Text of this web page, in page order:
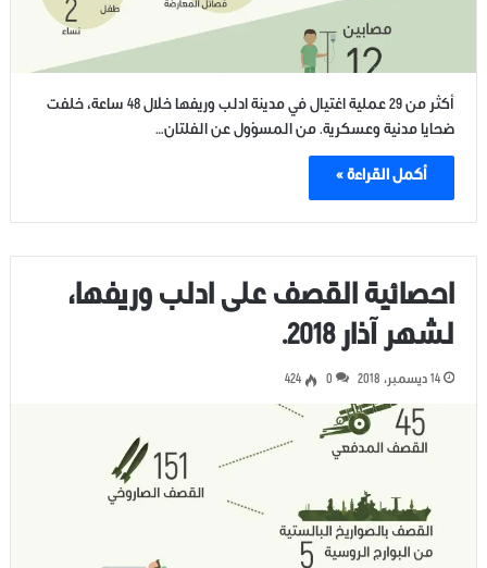
أكثر من 29 عملية اغتيال في مدينة ادلب وريفها خلال 48 ساعة، خلفت
ضحايا مدنية وعسكرية. من المسؤول عن الفلتان…
أكمل القراءة »
احصائية القصف على ادلب وريفها،
لشهر آذار 2018.
14 ديسمبر، 2018 0
424